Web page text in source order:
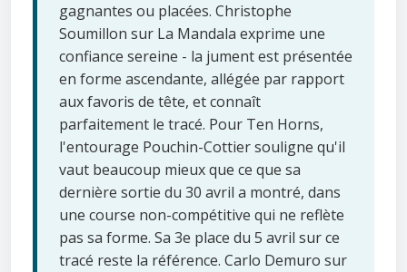
gagnantes ou placées. Christophe
Soumillon sur La Mandala exprime une
confiance sereine - la jument est présentée
en forme ascendante, allégée par rapport
aux favoris de tête, et connaît
parfaitement le tracé. Pour Ten Horns,
l'entourage Pouchin-Cottier souligne qu'il
vaut beaucoup mieux que ce que sa
dernière sortie du 30 avril a montré, dans
une course non-compétitive qui ne reflète
pas sa forme. Sa 3e place du 5 avril sur ce
tracé reste la référence. Carlo Demuro sur